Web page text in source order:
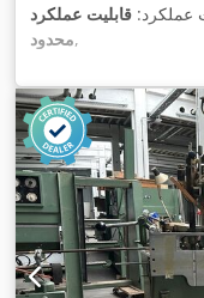
عملکرد: قابلیت عملکرد
محدود,